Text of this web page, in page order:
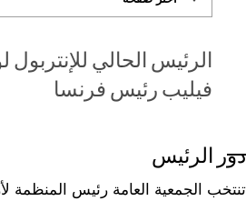
الرئيس الحالي
فيليب رئيس فرنسا
دور الرئيس
تنتخب الجمعية العامة رئيس المنظمة